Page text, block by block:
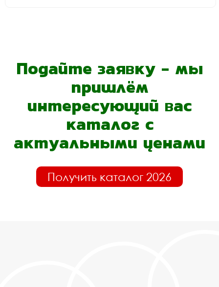
Подайте заявку - мы
пришлём
интересующий вас
каталог с
актуальными ценами
Получить каталог 2026